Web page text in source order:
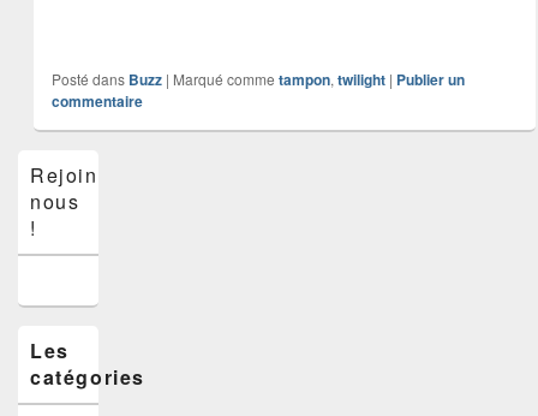
Posté dans Buzz | Marqué comme tampon, twilight | Publier un
commentaire
principale
de
widget
latérale
Rejoins-
nous
!
Les
catégories